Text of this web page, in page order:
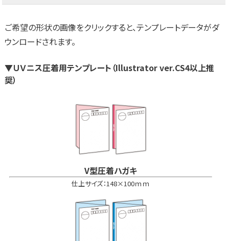
ご希望の形状の画像をクリックすると、テンプレートデータがダ
ウンロードされます。
▼ＵＶニス圧着用テンプレート（Illustrator ver.CS4以上推
奨）
V型圧着ハガキ
仕上サイズ：148×100ｍｍ